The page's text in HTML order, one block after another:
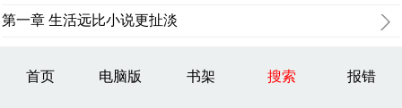
第一章 生活远比小说更扯淡
首页 电脑版 书架 搜索 报错